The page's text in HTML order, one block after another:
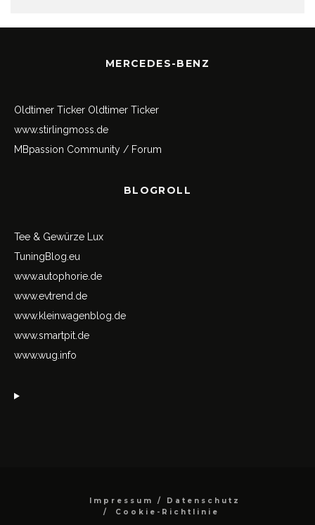
MERCEDES-BENZ
Oldtimer Ticker Oldtimer Ticker
www.stirlingmoss.de
MBpassion Community / Forum
BLOGROLL
Tee & Gewürze Lux
TuningBlog.eu
www.autophorie.de
www.evtrend.de
www.kleinwagenblog.de
www.smartpit.de
www.wug.info
Impressum / Datenschutz
Cookie-Richtlinie